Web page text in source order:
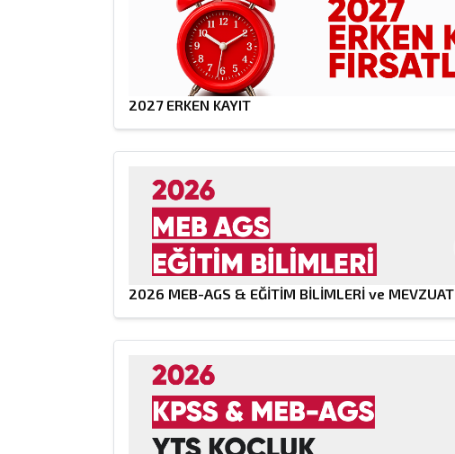
2027 ERKEN KAYIT
2026 MEB-AGS & EĞİTİM BİLİMLERİ ve MEVZUAT